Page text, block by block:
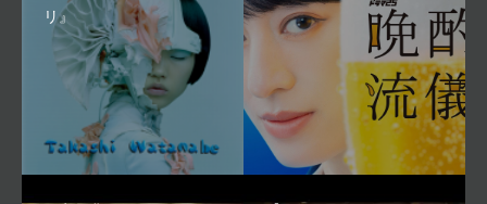
リ』